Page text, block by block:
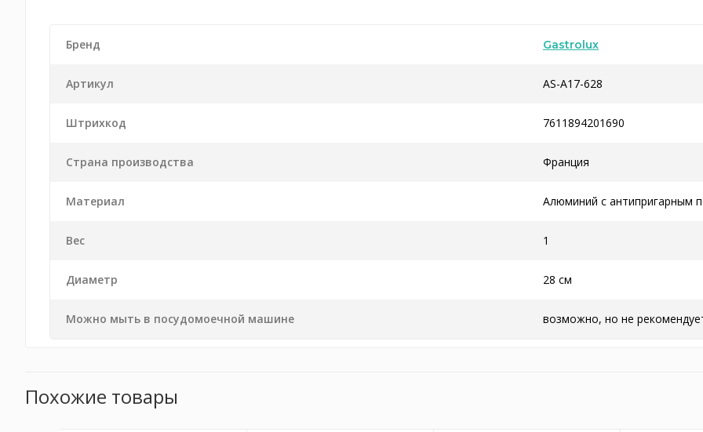
Бренд Gastrolux
Артикул AS-A17-628
Штрихкод 7611894201690
Страна производства Франция
Материал Алюминий с антипригарным
Вес 1
Диаметр 28 см
Можно мыть в посудомоечной машине возможно, но не
Похожие товары